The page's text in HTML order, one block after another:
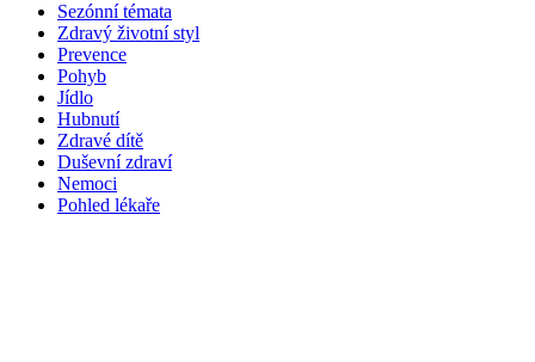
Sezónní témata
Zdravý životní styl
Prevence
Pohyb
Jídlo
Hubnutí
Zdravé dítě
Duševní zdraví
Nemoci
Pohled lékaře